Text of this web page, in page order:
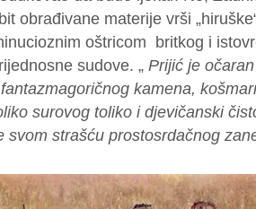
obrađivane materije vrši
oštricom britkog i
sudove. „ Prijić je
kamena,
surovog toliko i djevičanski
svom strašću prostosrdačnog